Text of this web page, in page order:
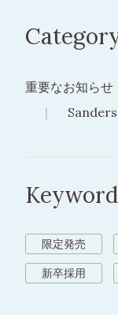
重要なお知らせ
Keyword
限定発売
新卒採用